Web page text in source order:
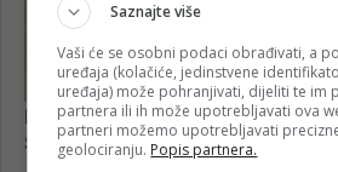
Saznajte više
Vaši će se osobni podaci obrađivati, a
uređaja (kolačiće, jedinstvene
uređaja) može pohranjivati, dijeliti te im
partnera ili ih može upotrebljavati ova
partneri možemo upotrebljavati
geolociranju. Popis partnera.